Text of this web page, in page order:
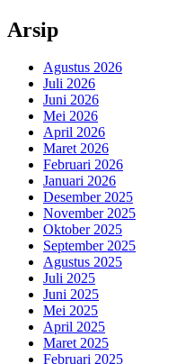
Arsip
Agustus 2026
Juli 2026
Juni 2026
Mei 2026
April 2026
Maret 2026
Februari 2026
Januari 2026
Desember 2025
November 2025
Oktober 2025
September 2025
Agustus 2025
Juli 2025
Juni 2025
Mei 2025
April 2025
Maret 2025
Februari 2025